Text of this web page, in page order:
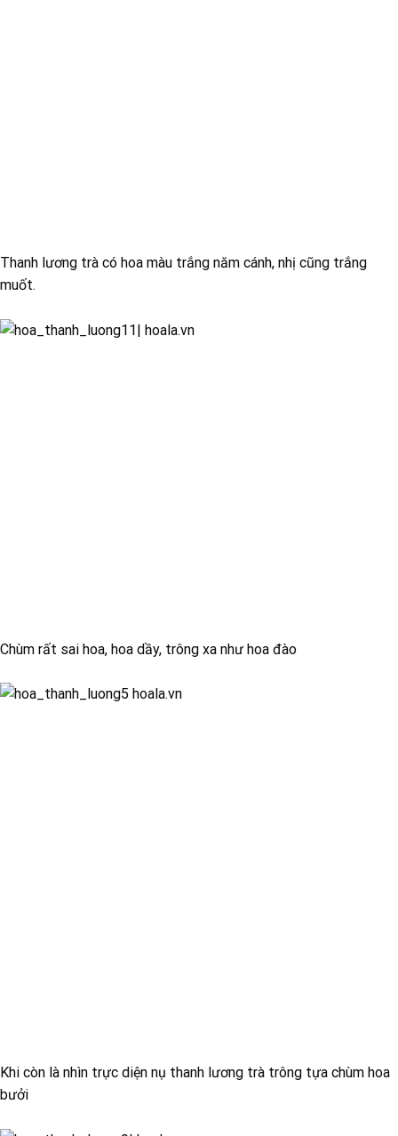
Thanh lương trà có hoa màu trắng năm cánh, nhị cũng trắng
muốt.
Chùm rất sai hoa, hoa dầy, trông xa như hoa đào
Khi còn là nhìn trực diện nụ thanh lương trà trông tựa chùm hoa
bưởi